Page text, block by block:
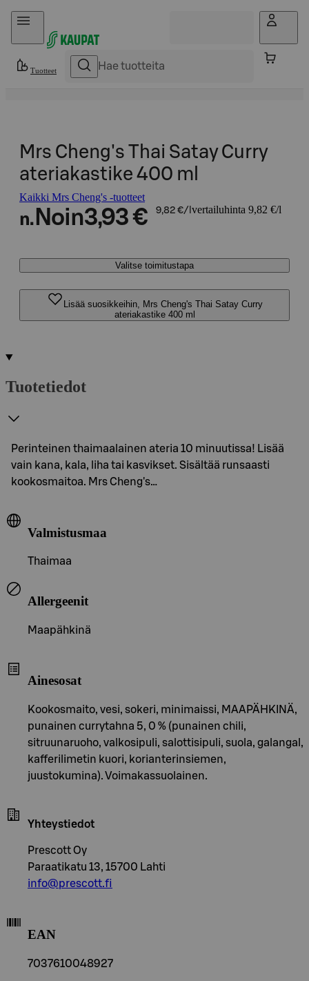
Hyppää sisältöön
Tuotteet
Mrs Cheng's Thai Satay Curry
ateriakastike 400 ml
Kaikki Mrs Cheng's -tuotteet
n. Noin3,93 € 9,82 €/l vertailuhinta 9,82 €/l
Valitse toimitustapa
Lisää suosikkeihin, Mrs Cheng's Thai Satay Curry
ateriakastike 400 ml
Tuotetiedot
Perinteinen thaimaalainen ateria 10 minuutissa! Lisää
vain kana, kala, liha tai kasvikset. Sisältää runsaasti
kookosmaitoa. Mrs Cheng's…
Valmistusmaa
Thaimaa
Allergeenit
Maapähkinä
Ainesosat
Kookosmaito, vesi, sokeri, minimaissi, MAAPÄHKINÄ,
punainen currytahna 5, 0 % (punainen chili,
sitruunaruoho, valkosipuli, salottisipuli, suola, galangal,
kafferilimetin kuori, korianterinsiemen,
juustokumina). Voimakassuolainen.
Yhteystiedot
Prescott Oy
Paraatikatu 13, 15700 Lahti
info@prescott.fi
EAN
7037610048927